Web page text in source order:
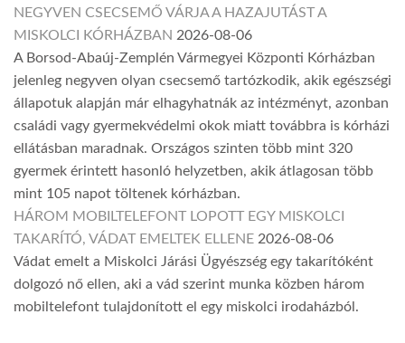
NEGYVEN CSECSEMŐ VÁRJA A HAZAJUTÁST A
MISKOLCI KÓRHÁZBAN 2026-08-06
A Borsod-Abaúj-Zemplén Vármegyei Központi Kórházban
jelenleg negyven olyan csecsemő tartózkodik, akik egészségi
állapotuk alapján már elhagyhatnák az intézményt, azonban
családi vagy gyermekvédelmi okok miatt továbbra is kórházi
ellátásban maradnak. Országos szinten több mint 320
gyermek érintett hasonló helyzetben, akik átlagosan több
mint 105 napot töltenek kórházban.
HÁROM MOBILTELEFONT LOPOTT EGY MISKOLCI
TAKARÍTÓ, VÁDAT EMELTEK ELLENE 2026-08-06
Vádat emelt a Miskolci Járási Ügyészség egy takarítóként
dolgozó nő ellen, aki a vád szerint munka közben három
mobiltelefont tulajdonított el egy miskolci irodaházból.